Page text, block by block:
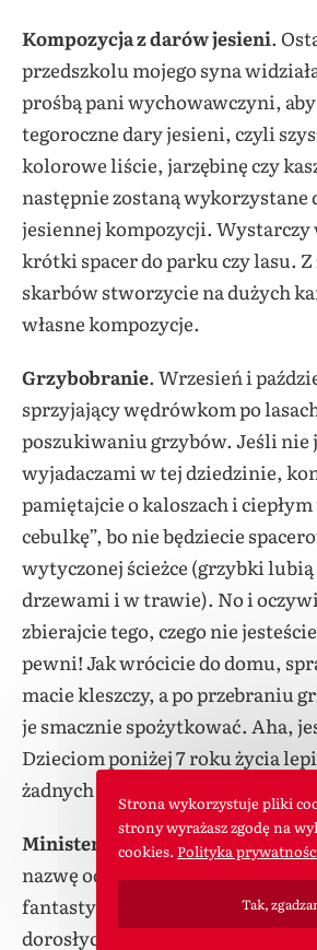
Kompozycja z darów jesieni.
przedszkolu mojego syna
prośbą pani wychowawczyni, aby
tegoroczne dary jesieni, czyli
kolorowe liście, jarzębinę czy
następnie zostaną wykorzystane
jesiennej kompozycji.
krótki spacer do parku czy lasu.
skarbów stworzycie na dużych
własne kompozycje.
Grzybobranie. Wrzesień i
sprzyjający wędrówkom po
poszukiwaniu grzybów. Jeśli nie
wyjadaczami w tej dziedzinie,
pamiętajcie o kaloszach i
cebulkę”, bo nie będziecie
wytyczonej ścieżce (grzybki lubią
drzewami i w trawie). No i
zbierajcie tego, czego nie
pewni! Jak wrócicie do domu,
macie kleszczy, a po przebraniu
je smacznie spożytkować. Aha,
Dzieciom poniżej 7 roku życia
żadnych dań z grzybami.
Ministerstwo Głupich Kroków.
nazwę od koleżanki i po prostu
fantastycznie i zaciekawi nie tylko
dorosłych. Zadanie do wykonania
Strona wykorzystuje pliki
strony wyrażasz zgodę na
cookies. Polityka
Tak,